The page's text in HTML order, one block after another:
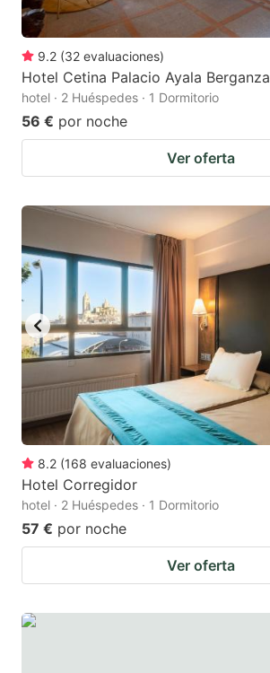
9.2 (32 evaluaciones)
Hotel Cetina Palacio Ayala Berganza
hotel · 2 Huéspedes · 1 Dormitorio
56 € por noche
Ver oferta
8.2 (168 evaluaciones)
Hotel Corregidor
hotel · 2 Huéspedes · 1 Dormitorio
57 € por noche
Ver oferta